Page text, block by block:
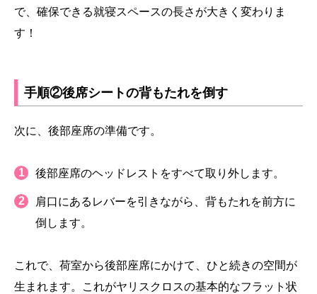
で、確保できる就寝スペースの長さが大きく変わりま
す！
手順②後席シートの背もたれを倒す
次に、後部座席の準備です。
後部座席のヘッドレストをすべて取り外します。
肩口にあるレバーを引きながら、背もたれを前方に
倒します。
これで、荷室から後部座席にかけて、ひと続きの空間が
生まれます。これがヤリスクロスの基本的なフラット状